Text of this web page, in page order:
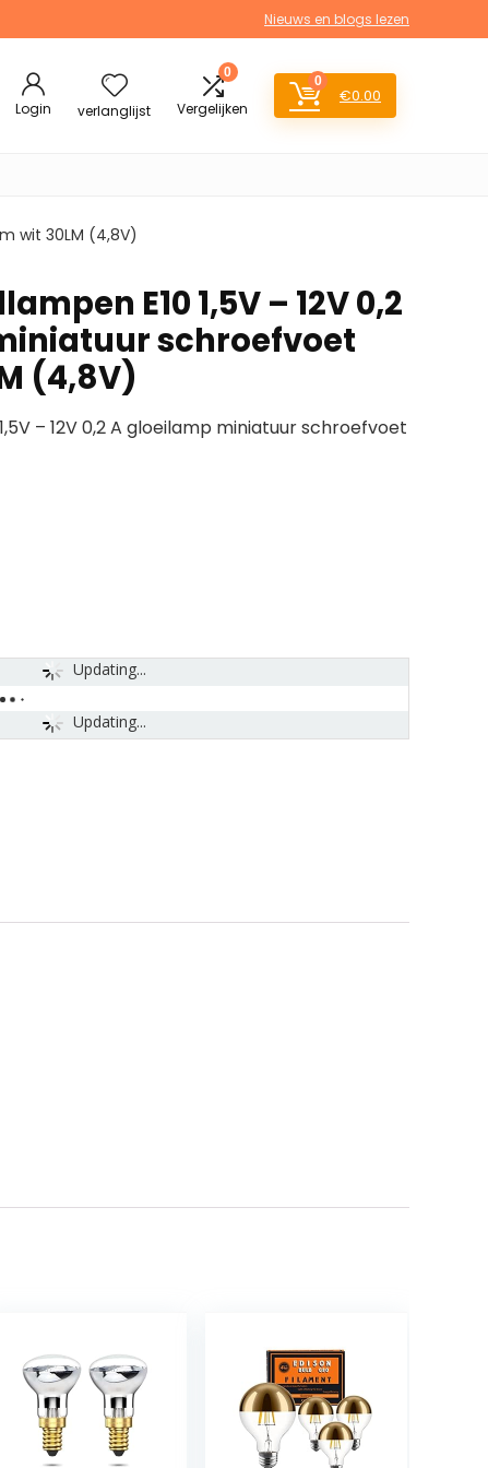
Nieuws en blogs lezen
Login verlanglijst
0
Vergelijken
0
€0.00
wit 30LM (4,8V)
E10 1,5V – 12V 0,2
schroefvoet
(4,8V)
– 12V 0,2 A gloeilamp miniatuur schroefvoet
Updating...
Updating...